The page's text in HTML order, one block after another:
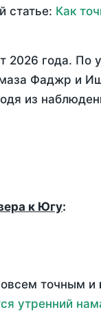
статье: Как
2026 года. По
Фаджр и
из
к Югу:
точным и
утренний